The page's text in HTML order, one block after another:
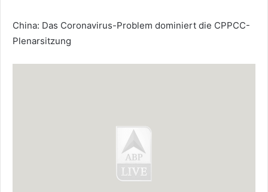
China: Das Coronavirus-Problem dominiert die CPPCC-
Plenarsitzung